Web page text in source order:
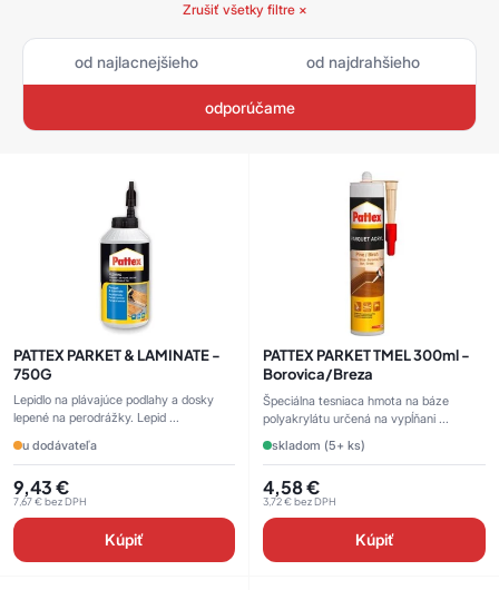
Zrušiť všetky filtre ×
odporúčame
od najlacnejšieho od najdrahšieho
PATTEX PARKET & LAMINATE -
750G
Lepidlo na plávajúce podlahy a dosky
lepené na perodrážky. Lepid ...
u dodávateľa
9,43€
7,67€bez DPH
Kúpiť
PATTEX PARKET TMEL 300ml -
Borovica/Breza
Špeciálna tesniaca hmota na báze
polyakrylátu určená na vypĺňani ...
skladom (5+ ks)
4,58€
3,72€bez DPH
Kúpiť